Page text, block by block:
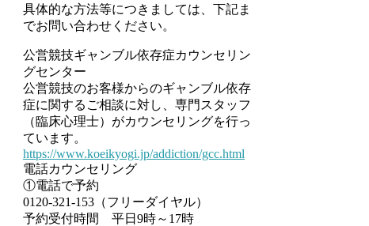
具体的な方法等につきましては、下記ま
でお問い合わせください。
公営競技ギャンブル依存症カウンセリン
グセンター
公営競技のお客様からのギャンブル依存
症に関するご相談に対し、専門スタッフ
（臨床心理士）がカウンセリングを行っ
ています。
https://www.koeikyogi.jp/addiction/gcc.html
電話カウンセリング
①電話で予約
0120-321-153（フリーダイヤル）
予約受付時間 平日9時～17時